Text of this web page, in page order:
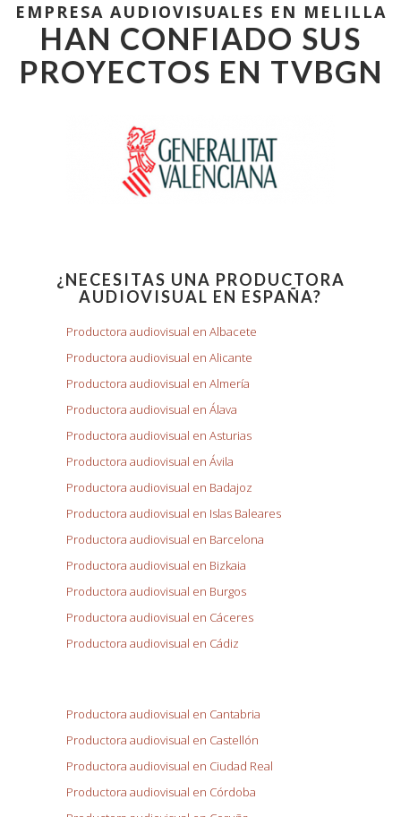
EMPRESA AUDIOVISUALES EN MELILLA
HAN CONFIADO SUS
PROYECTOS EN TVBGN
¿NECESITAS UNA PRODUCTORA
AUDIOVISUAL EN ESPAÑA?
Productora audiovisual en Albacete
Productora audiovisual en Alicante
Productora audiovisual en Almería
Productora audiovisual en Álava
Productora audiovisual en Asturias
Productora audiovisual en Ávila
Productora audiovisual en Badajoz
Productora audiovisual en Islas Baleares
Productora audiovisual en Barcelona
Productora audiovisual en Bizkaia
Productora audiovisual en Burgos
Productora audiovisual en Cáceres
Productora audiovisual en Cádiz
Productora audiovisual en Cantabria
Productora audiovisual en Castellón
Productora audiovisual en Ciudad Real
Productora audiovisual en Córdoba